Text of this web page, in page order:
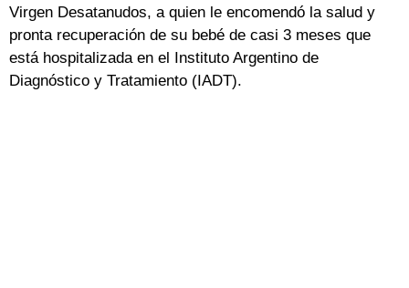
Virgen Desatanudos, a quien le encomendó la salud y
pronta recuperación de su bebé de casi 3 meses que
está hospitalizada en el Instituto Argentino de
Diagnóstico y Tratamiento (IADT).